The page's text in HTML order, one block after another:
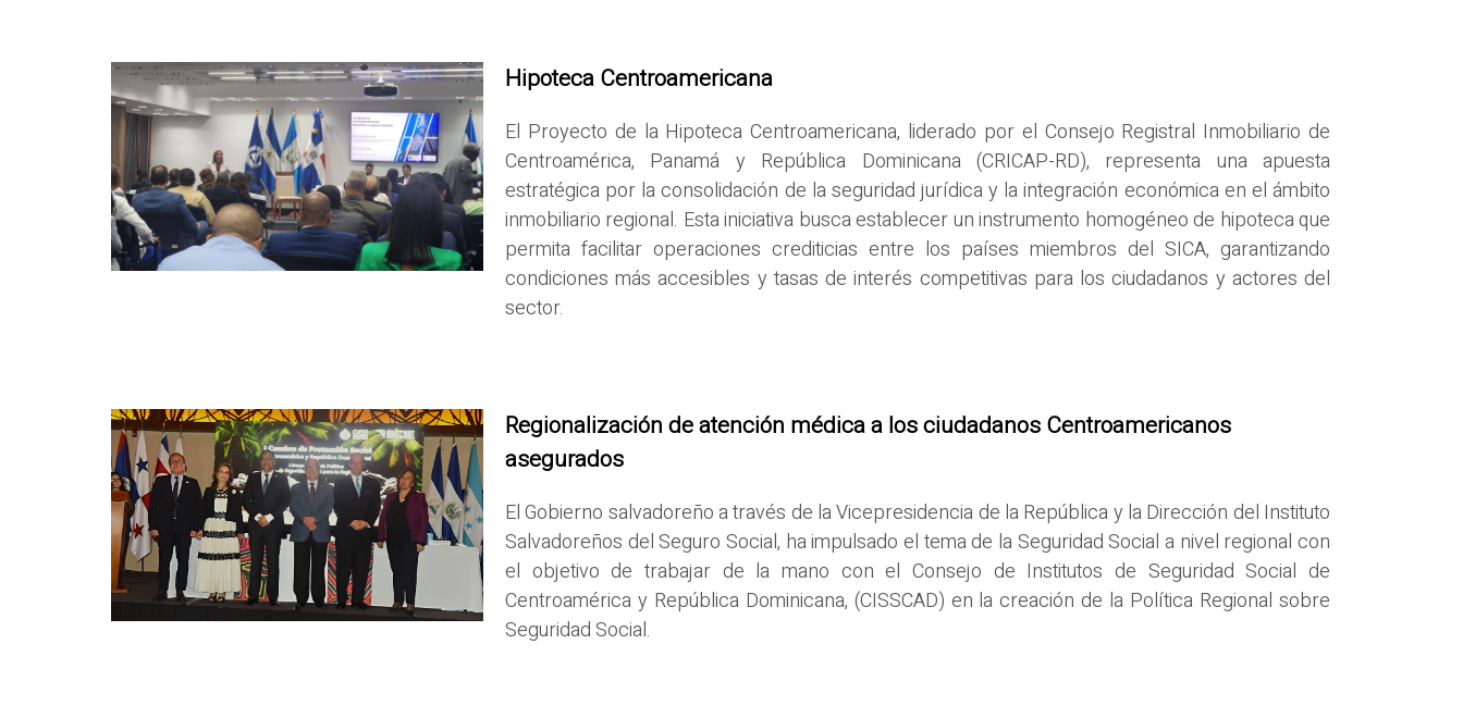
Hipoteca Centroamericana
El Proyecto de la Hipoteca Centroamericana, liderado por el Consejo Registral Inmobiliario de
Centroamérica, Panamá y República Dominicana (CRICAP-RD), representa una apuesta
estratégica por la consolidación de la seguridad jurídica y la integración económica en el ámbito
inmobiliario regional. Esta iniciativa busca establecer un instrumento homogéneo de hipoteca que
permita facilitar operaciones crediticias entre los países miembros del SICA, garantizando
condiciones más accesibles y tasas de interés competitivas para los ciudadanos y actores del
sector.
Regionalización de atención médica a los ciudadanos Centroamericanos
asegurados
El Gobierno salvadoreño a través de la Vicepresidencia de la República y la Dirección del Instituto
Salvadoreños del Seguro Social, ha impulsado el tema de la Seguridad Social a nivel regional con
el objetivo de trabajar de la mano con el Consejo de Institutos de Seguridad Social de
Centroamérica y República Dominicana, (CISSCAD) en la creación de la Política Regional sobre
Seguridad Social.